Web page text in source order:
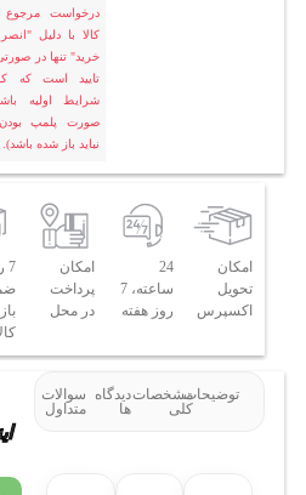
درخواست مرجوع
کالا با دلیل
خرید" تنها در
تایید است که
شرایط اولیه
صورت پلمپ
نباید باز شده باشد).
امکان
تحویل
اکسپرس
24
ساعته، 7
روز هفته
امکان
پرداخت
در محل
توضیحاتمشخصات
کلی
دیدگاه
ها
سوالات
متداول